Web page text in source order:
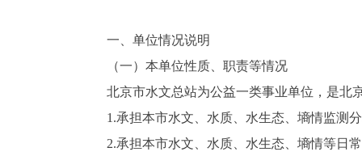
一、单位情况说明
（一）本单位性质、职责等情况
北京市水文总站为公益一类事业单位，是北
1.承担本市水文、水质、水生态、墒情监测分
2.承担本市水文、水质、水生态、墒情等日常